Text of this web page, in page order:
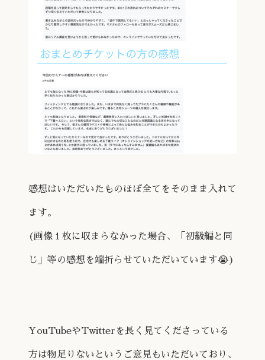
感想はいただいたものほぼ全てをそのまま入れて
ます。
(画像１枚に収まらなかった場合、「初級編と同
じ」等の感想を端折らせていただいています😭)
YouTubeやTwitterを長く見てくださっている
方は物足りないというご意見もいただいており、